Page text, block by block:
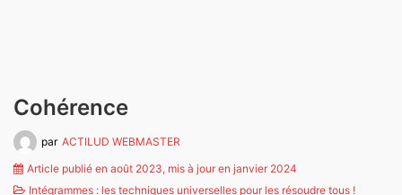
Cohérence
par ACTILUD WEBMASTER
Article publié en août 2023, mis à jour en janvier 2024
Intégrammes : les techniques universelles pour les résoudre tous !